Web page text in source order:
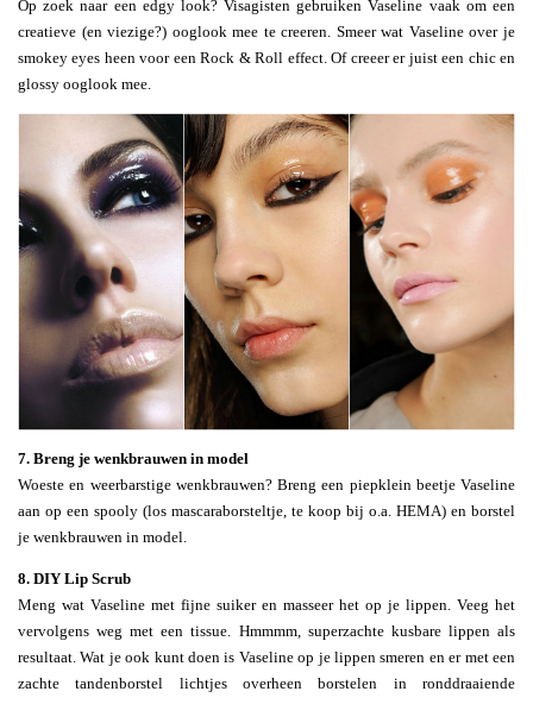
Op zoek naar een edgy look? Visagisten gebruiken Vaseline vaak om een
creatieve (en viezige?) ooglook mee te creeren. Smeer wat Vaseline over je
smokey eyes heen voor een Rock & Roll effect. Of creeer er juist een chic en
glossy ooglook mee.
7. Breng je wenkbrauwen in model
Woeste en weerbarstige wenkbrauwen? Breng een piepklein beetje Vaseline
aan op een spooly (los mascaraborsteltje, te koop bij o.a. HEMA) en borstel
je wenkbrauwen in model.
8. DIY Lip Scrub
Meng wat Vaseline met fijne suiker en masseer het op je lippen. Veeg het
vervolgens weg met een tissue. Hmmmm, superzachte kusbare lippen als
resultaat. Wat je ook kunt doen is Vaseline op je lippen smeren en er met een
zachte tandenborstel lichtjes overheen borstelen in ronddraaiende